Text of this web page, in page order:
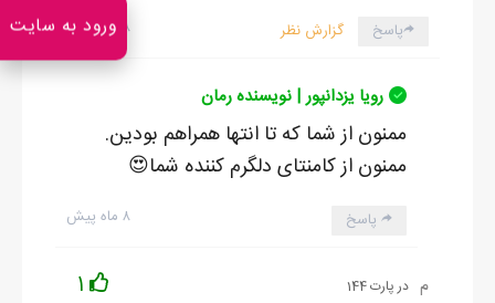
۸ ماه پیش پاسخ گزارش نظر
رویا یزدانپور | نویسنده رمان
ممنون از شما که تا انتها همراهم بودین.
ممنون از کامنتای دلگرم کننده شما😍
۸ ماه پیش پاسخ
م در پارت 144 1
ورود به سایت